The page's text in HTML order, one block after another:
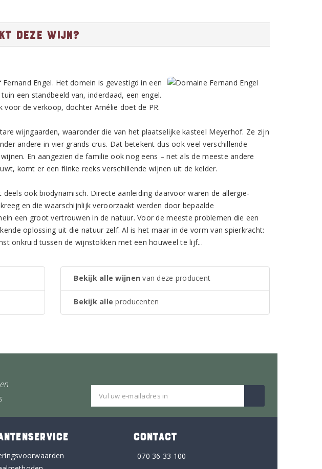
deze wijn?
Engel. Het domein is gevestigd in een
een standbeeld van, inderdaad, een engel.
de verkoop, dochter Amélie doet de PR.
wijngaarden, waaronder die van het plaatselijke kasteel Meyerhof. Ze zijn
andere in vier grands crus. Dat betekent dus ook veel verschillende
En aangezien de familie ook nog eens – net als de meeste andere
komt er een flinke reeks verschillende wijnen uit de kelder.
ook biodynamisch. Directe aanleiding daarvoor waren de allergie-
en die waarschijnlijk veroorzaakt werden door bepaalde
een groot vertrouwen in de natuur. Voor de meeste problemen die een
oplossing uit die natuur zelf. Al is het maar in de vorm van spierkracht:
onkruid tussen de wijnstokken met een houweel te lijf...
Bekijk alle wijnen van deze producent
Bekijk alle producenten
CONTACT
070 36 33 100